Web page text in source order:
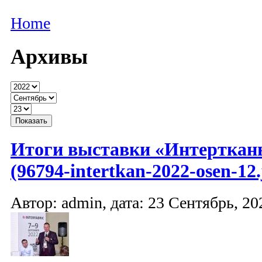
Home
Архивы
Итоги выставки
(96794-intertkan-2022-osen-
Автор: admin, дата: 23 Сентябрь,